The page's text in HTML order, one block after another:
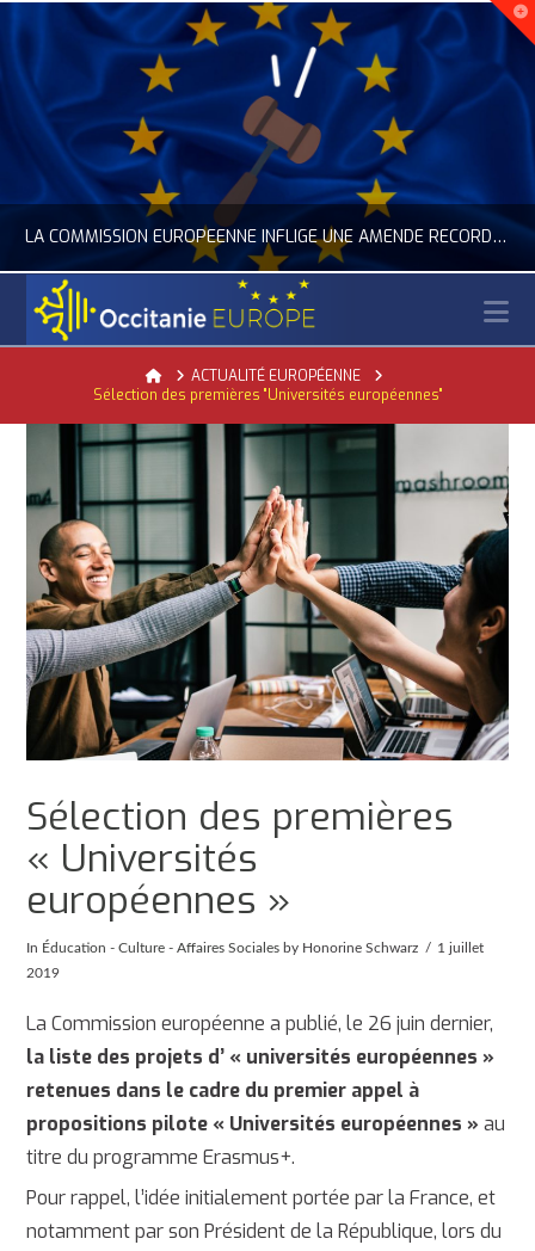
LA COMMISSION EUROPÉENNE INFLIGE UNE AMENDE RECORD À GOOGLE
ACTUALITÉ DE L'UNION EUROPÉENNE, ACTUALITÉ DE LA REPRÉSENTATION D’OCCITANIE EUROPE, NUMÉRIQUE- DIGITAL
JUILLET 24, 2026
HomeACTUALITÉ EUROPÉENNE
Sélection des premières "Universités européennes"
Sélection des premières
« Universités
européennes »
In Éducation - Culture - Affaires Sociales by Honorine Schwarz
1 juillet
2019
La Commission européenne a publié, le 26 juin dernier,
la liste des projets d’ « universités européennes »
retenues dans le cadre du premier appel à
propositions pilote « Universités européennes »au
titre du programme Erasmus+.
Pour rappel, l’idée initialement portée par la France, et
notamment par son Président de la République, lors du